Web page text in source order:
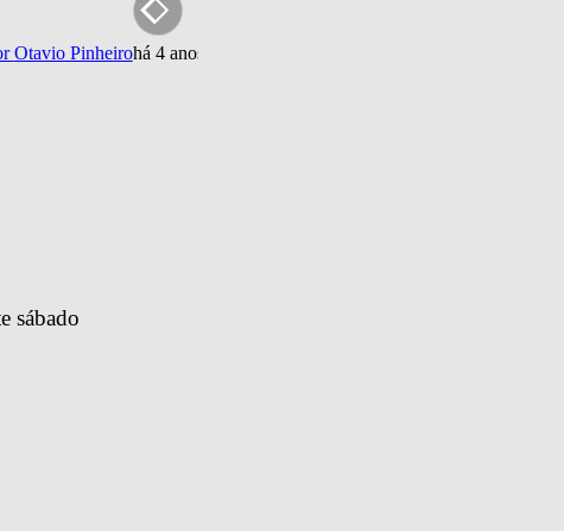
Otavio Pinheirohá 4 anos
sábado